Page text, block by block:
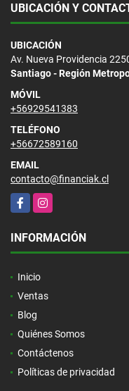
UBICACIÓN Y
UBICACIÓN
Av. Nueva Providencia
Santiago - Región
MÓVIL
+56929541383
TELÉFONO
+56672589160
EMAIL
contacto@financiak.cl
FacebookInstagram
INFORMACIÓN
Inicio
Ventas
Blog
Quiénes Somos
Contáctenos
Políticas de privacidad